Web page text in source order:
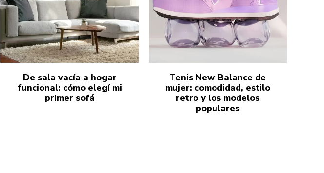
De sala vacía a hogar
funcional: cómo elegí mi
primer sofá
Tenis New Balance de
mujer: comodidad, estilo
retro y los modelos
populares